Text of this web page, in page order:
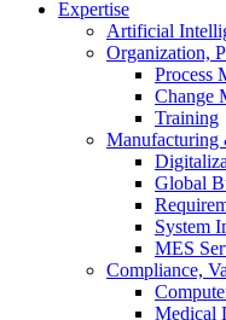
Expertise
Artificial
Organization,
Process
Change
Training
Manufacturing
Global
System
MES
Compliance,
Medical